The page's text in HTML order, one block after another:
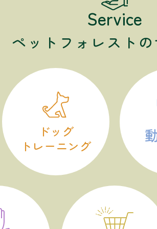
Service
ペットフォレスト
ドッグ
トレーニング